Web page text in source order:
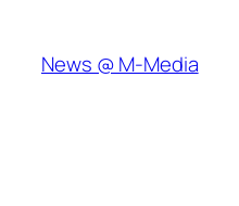
content
News @ M-Media